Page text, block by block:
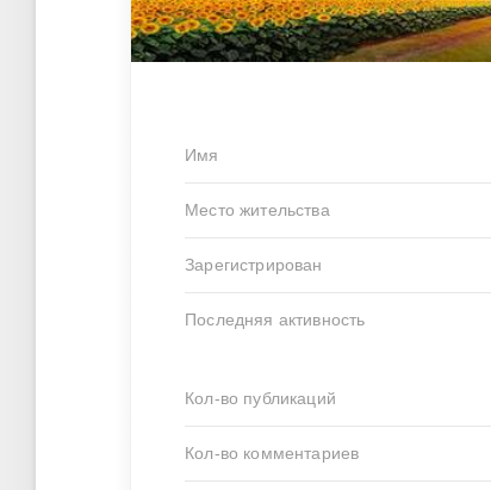
Имя
Место жительства
Зарегистрирован
Последняя активность
Кол-во публикаций
Кол-во комментариев